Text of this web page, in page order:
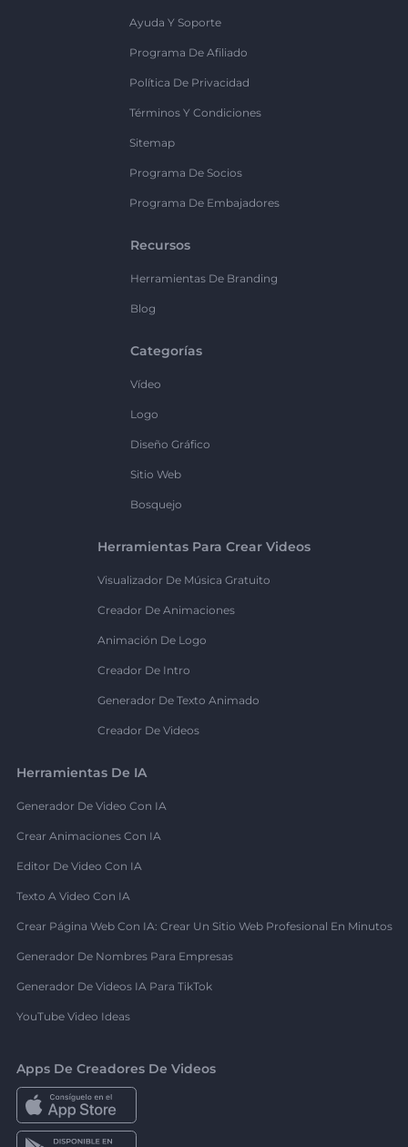
Ayuda Y Soporte
Programa De Afiliado
Política De Privacidad
Términos Y Condiciones
Sitemap
Programa De Socios
Programa De Embajadores
Recursos
Herramientas De Branding
Blog
Categorías
Vídeo
Logo
Diseño Gráfico
Sitio Web
Bosquejo
Herramientas Para Crear Videos
Visualizador De Música Gratuito
Creador De Animaciones
Animación De Logo
Creador De Intro
Generador De Texto Animado
Creador De Videos
Herramientas De IA
Generador De Video Con IA
Crear Animaciones Con IA
Editor De Video Con IA
Texto A Video Con IA
Crear Página Web Con IA: Crear Un Sitio Web Profesional En Minutos
Generador De Nombres Para Empresas
Generador De Videos IA Para TikTok
YouTube Video Ideas
Apps De Creadores De Videos